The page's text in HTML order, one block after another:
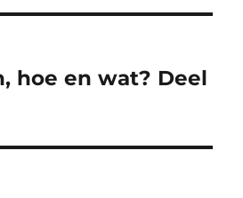
hoe en wat? Deel